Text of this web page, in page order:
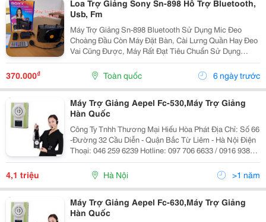
Loa Trợ Giảng Sony Sn-898 Hỗ Trợ Bluetooth,
Usb, Fm
Máy Trợ Giảng Sn-898 Bluetooth Sử Dụng Mic Đeo
Choàng Đầu Còn Máy Đặt Bàn, Cài Lưng Quần Hay Đeo
Vai Cũng Được, Máy Rất Đạt Tiêu Chuẩn Sử Dụng
Ngoài Trời , Đáp Ứng Tốt Không Gian 40M2-80M2 .
Truyền Đạt Cho 10-40 Người Nghe. Máy Xài Pin Xạc,
370.000₫ Toàn quốc 6 ngày trước
Máy Trợ Giảng Aepel Fc-530,Máy Trợ Giảng
Hàn Quốc
Công Ty Tnhh Thương Mại Hiếu Hòa Phát Địa Chỉ: Số 66
-Đường 32 Cầu Diễn - Quận Bắc Từ Liêm - Hà Nội Điện
Thoại: 046 259 6239 Hotline: 097 706 6633 / 0916 938
002 Mr Hiếu Web:dienmayhoaphat.com Email:
Dienmayhoaphat0109@Gmail.com Điện Máy Hòa Phát _
4,1 triệu Hà Nội >1 năm
Máy Trợ Giảng Aepel Fc-630,Máy Trợ Giảng
Hàn Quốc